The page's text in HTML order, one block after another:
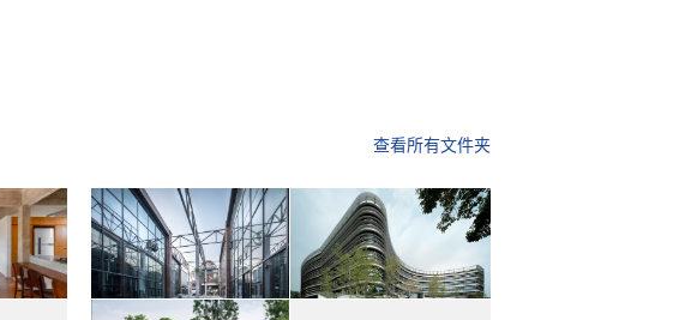
查看所有文件夹